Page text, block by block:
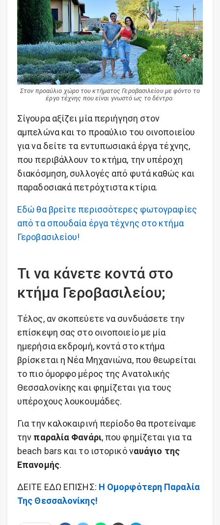
Στον προαύλιο χώρο του κτήματος Γεροβασιλείου με φόντο το
έργο τέχνης που είναι γνωστό ως το δέντρο.
Σίγουρα αξίζει μία περιήγηση στον
αμπελώνα και το προαύλιο του οινοποιείου
για να δείτε τα εντυπωσιακά έργα τέχνης,
που περιβάλλουν το κτήμα, την υπέροχη
διακόσμηση, συλλογές από φυτά καθώς και
παραδοσιακά πετρόχτιστα κτίρια.
Εδώ θα βρείτε περισσότερες φωτογραφίες
από τα σπουδαία έργα τέχνης στο κτήμα
Γεροβασιλείου!
Τι να κάνετε κοντά στο
κτήμα Γεροβασιλείου;
Τέλος, αν σκοπεύετε να συνδυάσετε την
επίσκεψη σας στο οινοποιείο με μία
ημερήσια εκδρομή, κοντά στο κτήμα
βρίσκεται η Νέα Μηχανιώνα, που θεωρείται
το πιο όμορφο μέρος της Ανατολικής
Θεσσαλονίκης και φημίζεται για τους
υπέροχους λουκουμάδες.
Για την καλοκαιρινή περίοδο θα προτείναμε
την παραλία Φανάρι, που φημίζεται για τα
beach bars και το ιστορικό ναυάγιο της
Επανομής.
ΔΕΙΤΕ ΕΔΩ ΕΠΙΣΗΣ: Η Ομορφότερη Παραλία
Της Θεσσαλονίκης!